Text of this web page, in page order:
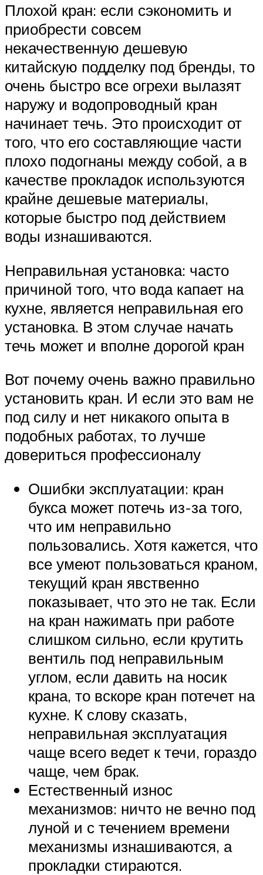
Плохой кран: если сэкономить и
приобрести совсем
некачественную дешевую
китайскую подделку под бренды, то
очень быстро все огрехи вылазят
наружу и водопроводный кран
начинает течь. Это происходит от
того, что его составляющие части
плохо подогнаны между собой, а в
качестве прокладок используются
крайне дешевые материалы,
которые быстро под действием
воды изнашиваются.
Неправильная установка: часто
причиной того, что вода капает на
кухне, является неправильная его
установка. В этом случае начать
течь может и вполне дорогой кран
Вот почему очень важно правильно
установить кран. И если это вам не
под силу и нет никакого опыта в
подобных работах, то лучше
довериться профессионалу
Ошибки эксплуатации: кран
букса может потечь из-за того,
что им неправильно
пользовались. Хотя кажется, что
все умеют пользоваться краном,
текущий кран явственно
показывает, что это не так. Если
на кран нажимать при работе
слишком сильно, если крутить
вентиль под неправильным
углом, если давить на носик
крана, то вскоре кран потечет на
кухне. К слову сказать,
неправильная эксплуатация
чаще всего ведет к течи, гораздо
чаще, чем брак.
Естественный износ
механизмов: ничто не вечно под
луной и с течением времени
механизмы изнашиваются, а
прокладки стираются.